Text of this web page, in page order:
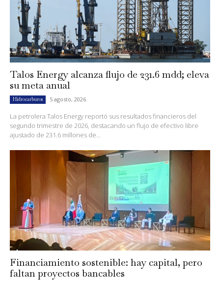
Talos Energy alcanza flujo de 231.6 mdd; eleva
su meta anual
Hidrocarburos 5 agosto, 2026
La petrolera Talos Energy reportó sus resultados financieros del
segundo trimestre de 2026, destacando un flujo de efectivo libre
ajustado de 231.6 millones de...
Financiamiento sostenible: hay capital, pero
faltan proyectos bancables